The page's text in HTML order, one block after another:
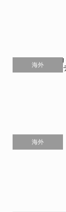
海外
海外